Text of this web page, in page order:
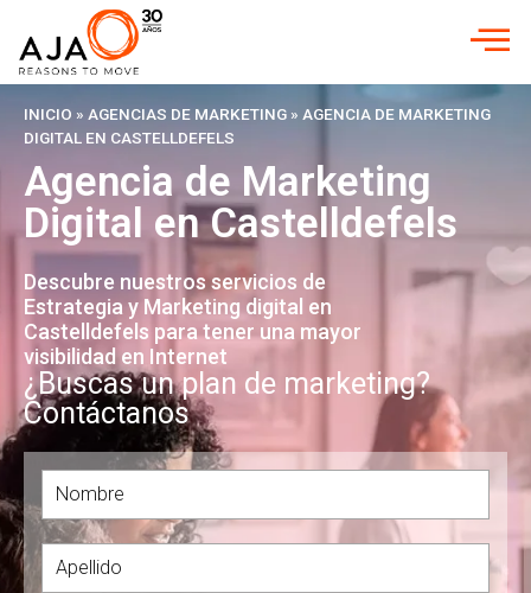
INICIO » AGENCIAS DE MARKETING » AGENCIA DE MARKETING
DIGITAL EN CASTELLDEFELS
Agencia de Marketing
Digital en Castelldefels
Descubre nuestros servicios de
Estrategia y Marketing digital en
Castelldefels para tener una mayor
visibilidad en Internet
¿Buscas un plan de marketing?
Contáctanos